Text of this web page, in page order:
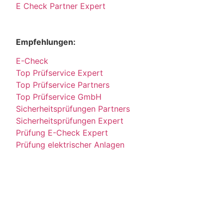
E Check Partner Expert
Empfehlungen:
E-Check
Top Prüfservice Expert
Top Prüfservice Partners
Top Prüfservice GmbH
Sicherheitsprüfungen Partners
Sicherheitsprüfungen Expert
Prüfung E-Check Expert
Prüfung elektrischer Anlagen